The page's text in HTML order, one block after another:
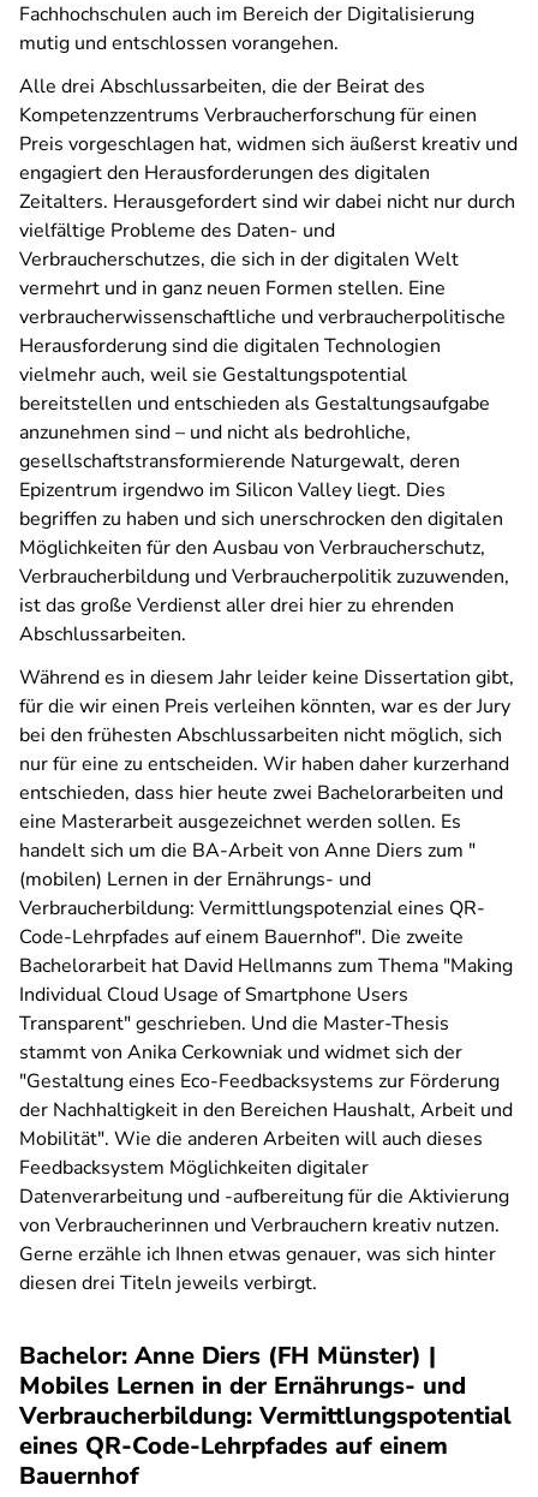
Fachhochschulen auch im Bereich der Digitalisierung
mutig und entschlossen vorangehen.
Alle drei Abschlussarbeiten, die der Beirat des
Kompetenzzentrums Verbraucherforschung für einen
Preis vorgeschlagen hat, widmen sich äußerst kreativ und
engagiert den Herausforderungen des digitalen
Zeitalters. Herausgefordert sind wir dabei nicht nur durch
vielfältige Probleme des Daten- und
Verbraucherschutzes, die sich in der digitalen Welt
vermehrt und in ganz neuen Formen stellen. Eine
verbraucherwissenschaftliche und verbraucherpolitische
Herausforderung sind die digitalen Technologien
vielmehr auch, weil sie Gestaltungspotential
bereitstellen und entschieden als Gestaltungsaufgabe
anzunehmen sind – und nicht als bedrohliche,
gesellschaftstransformierende Naturgewalt, deren
Epizentrum irgendwo im Silicon Valley liegt. Dies
begriffen zu haben und sich unerschrocken den digitalen
Möglichkeiten für den Ausbau von Verbraucherschutz,
Verbraucherbildung und Verbraucherpolitik zuzuwenden,
ist das große Verdienst aller drei hier zu ehrenden
Abschlussarbeiten.
Während es in diesem Jahr leider keine Dissertation gibt,
für die wir einen Preis verleihen könnten, war es der Jury
bei den frühesten Abschlussarbeiten nicht möglich, sich
nur für eine zu entscheiden. Wir haben daher kurzerhand
entschieden, dass hier heute zwei Bachelorarbeiten und
eine Masterarbeit ausgezeichnet werden sollen. Es
handelt sich um die BA-Arbeit von Anne Diers zum "
(mobilen) Lernen in der Ernährungs- und
Verbraucherbildung: Vermittlungspotenzial eines QR-
Code-Lehrpfades auf einem Bauernhof". Die zweite
Bachelorarbeit hat David Hellmanns zum Thema "Making
Individual Cloud Usage of Smartphone Users
Transparent" geschrieben. Und die Master-Thesis
stammt von Anika Cerkowniak und widmet sich der
"Gestaltung eines Eco-Feedbacksystems zur Förderung
der Nachhaltigkeit in den Bereichen Haushalt, Arbeit und
Mobilität". Wie die anderen Arbeiten will auch dieses
Feedbacksystem Möglichkeiten digitaler
Datenverarbeitung und -aufbereitung für die Aktivierung
von Verbraucherinnen und Verbrauchern kreativ nutzen.
Gerne erzähle ich Ihnen etwas genauer, was sich hinter
diesen drei Titeln jeweils verbirgt.
Bachelor: Anne Diers (FH Münster) |
Mobiles Lernen in der Ernährungs- und
Verbraucherbildung: Vermittlungspotential
eines QR-Code-Lehrpfades auf einem
Bauernhof